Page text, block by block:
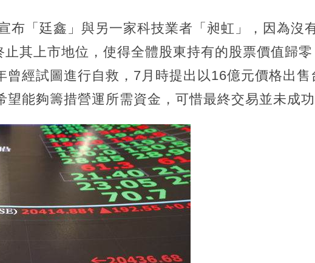
布「廷鑫」與另一家科技業者「昶虹」，因為沒
其上市地位，使得全體股東持有的股票價值歸零
曾經試圖進行自救，7月時提出以16億元價格出售
能夠籌措營運所需資金，可惜最終交易並未成功